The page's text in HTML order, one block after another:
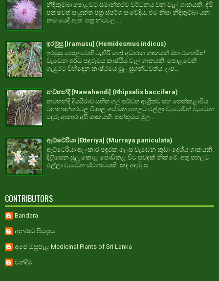
නිදිකුම්බා පොළවට සමාන්තරව වර්ධනය වන වැල් ශාකයකි. ද්වී
පක්ෂවත් සංයුක්ත පත්‍ර ස්පර්ශ සංවේදීය. එම නිසා නිදිකුම්බා යන
නම යෙදී ඇත. පත්‍ර නටුවල ...
ඉරමුසු [Iramusu] (Hemidesmus indicus)
ඉරමුසු පොළවෙහි වැතිරී හෝ අධාරක ශාකයක් මත එතෙමින්
වැඩෙන අර්ධ පඳුරුමය කාෂ්ඨීය වැල් ශාකයකි. පොළවෙහි
ගැඹුරට විහිදෙන කාෂ්ඨමය මුල සුගන්ධවත්ය. ලප...
නවහන්දි [Nawahandi] (Rhipsalis baccifera)
නවහන්දි දියසීරාව සහිත ගල් පර්වත ආශ්‍රිතව සහ තෙත්කළාපීය
වනනාන්තරවල විශාල ගස් මත පහලට එල්ලා වැටෙමින් වැඩෙන
පඳුරු ආකාර අපි ශාකයකි. තන්තුමය මූල...
ඇට්ටේරියා [Etteriya] (Murraya paniculata)
ඇට්ටෙරියා අලංකාර පඳුරක් ලෙස වැඩෙන කුඩා දේශීය ශාකයකි.
දිළිසෙන සුලු කොළ පොඩිකළ විට සුවඳක් නික්මේ. අතු පහලට
එල්ලා වැටෙන ස්වභාවයකි. කඳ අඳුරු සු...
CONTRIBUTORS
Bandara
අනුරාධ පියදාස
අපේ ඔසුපැළ Medicinal Plants of Sri Lanka
චන්දිම